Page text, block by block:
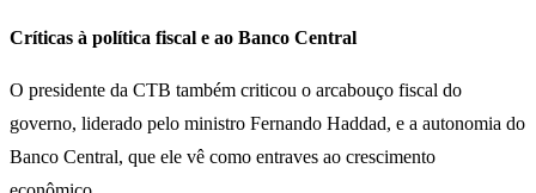
Críticas à política fiscal e ao Banco Central
O presidente da CTB também criticou o arcabouço fiscal do
governo, liderado pelo ministro Fernando Haddad, e a autonomia do
Banco Central, que ele vê como entraves ao crescimento